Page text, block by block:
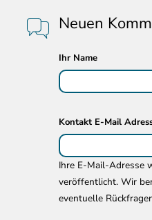
Neuen
Ihr Name
Kontakt E-Mail
Ihre E-Mail-Adresse
veröffentlicht. Wir
eventuelle